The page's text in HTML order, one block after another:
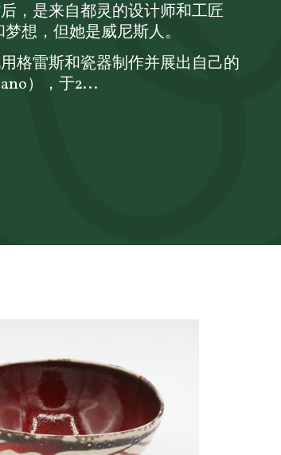
，是来自都灵的设计师和工匠
想，但她是威尼斯人。
格雷斯和瓷器制作并展出自己的
），于2...